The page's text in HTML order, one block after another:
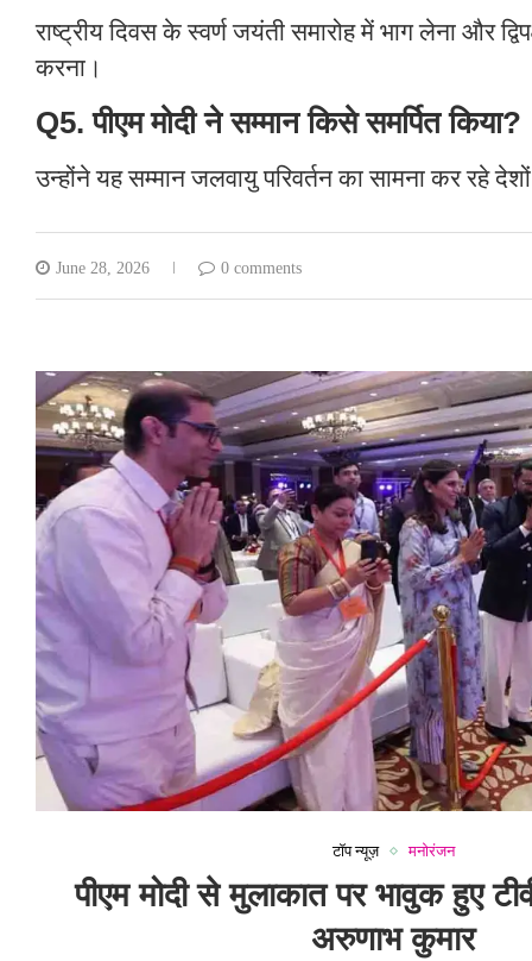
राष्ट्रीय दिवस के स्वर्ण जयंती समारोह में भाग लेना और
करना।
Q5. पीएम मोदी ने सम्मान किसे समर्पित किया?
उन्होंने यह सम्मान जलवायु परिवर्तन का सामना कर रहे
June 28, 2026 0 comments
टॉप न्यूज़ मनोरंजन
पीएम मोदी से मुलाकात पर भावुक हुए
अरुणाभ कुमार